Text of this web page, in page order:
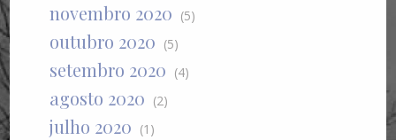
novembro 2020 (5)
outubro 2020 (5)
setembro 2020 (4)
agosto 2020 (2)
julho 2020 (1)